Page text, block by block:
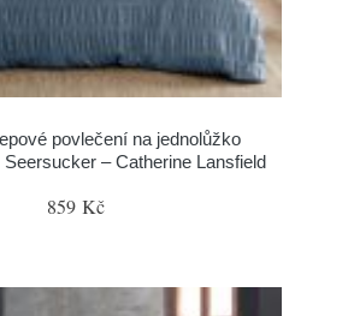
povlečení na jednolůžko
– Catherine Lansfield
859 Kč